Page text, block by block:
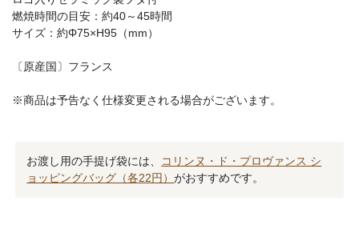
燃焼時間の目安：約40～45時間
サイズ：約Φ75×H95（mm）
〔原産国〕フランス
※商品は予告なく仕様変更される場合がございます。
お渡し用の手提げ袋には、
コリンヌ・ド・プロヴァンス シ
ョッピングバッグ（各22円）がおすすめです。